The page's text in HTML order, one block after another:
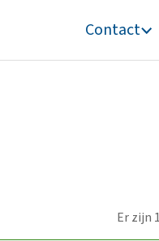
Contact
Er zijn